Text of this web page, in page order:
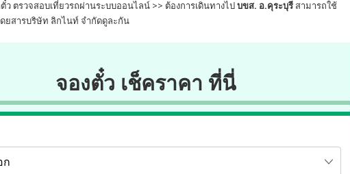
ว ตรวจสอบเที่ยวรถผ่านระบบออนไลน์ >> ต้องการเดินทางไป บขส. อ.คุระบุรีสามารถใช้
ยสารบริษัท ลิกไนท์ จำกัดดูละกัน
จองตั๋ว เช็คราคา ที่นี่